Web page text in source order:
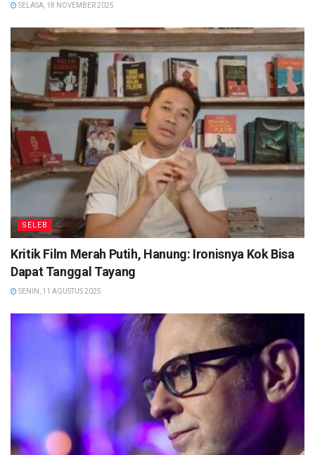
SELASA, 18 NOVEMBER 2025
SELEB
Kritik Film Merah Putih, Hanung: Ironisnya Kok Bisa
Dapat Tanggal Tayang
SENIN, 11 AGUSTUS 2025